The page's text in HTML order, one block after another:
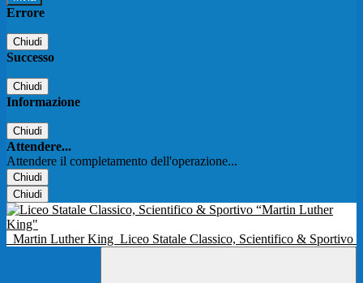
Errore
Chiudi
Successo
Chiudi
Informazione
Chiudi
Attendere...
Attendere il completamento dell'operazione...
Chiudi
Chiudi
Martin Luther King Liceo Statale Classico, Scientifico & Sportivo